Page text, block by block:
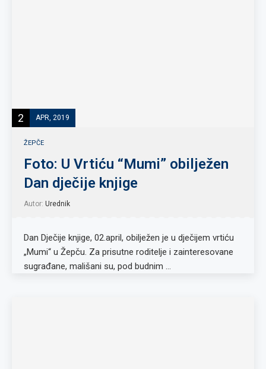
2 APR, 2019
ŽEPČE
Foto: U Vrtiću “Mumi” obilježen
Dan dječije knjige
Autor: Urednik
Dan Dječije knjige, 02.april, obilježen je u dječijem vrtiću
„Mumi“ u Žepču. Za prisutne roditelje i zainteresovane
sugrađane, mališani su, pod budnim …